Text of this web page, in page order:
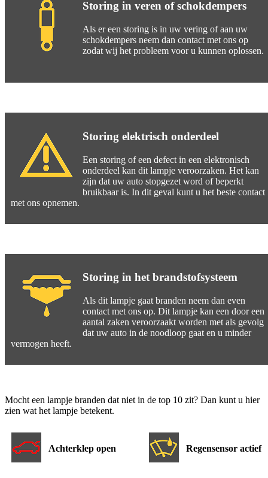
Storing in veren of schokdempers
Als er een storing is in uw vering of aan uw
schokdempers neem dan contact met ons op
zodat wij het probleem voor u kunnen oplossen.
Storing elektrisch onderdeel
Een storing of een defect in een elektronisch
onderdeel kan dit lampje veroorzaken. Het kan
zijn dat uw auto stopgezet word of beperkt
bruikbaar is. In dit geval kunt u het beste contact
met ons opnemen.
Storing in het brandstofsysteem
Als dit lampje gaat branden neem dan even
contact met ons op. Dit lampje kan een door een
aantal zaken veroorzaakt worden met als gevolg
dat uw auto in de noodloop gaat en u minder
vermogen heeft.
Mocht een lampje branden dat niet in de top 10 zit? Dan kunt u hier
zien wat het lampje betekent.
Achterklep open Regensensor actief